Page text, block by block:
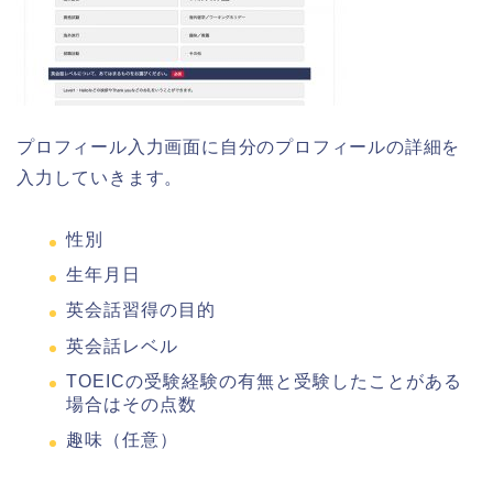
プロフィール入力画面に自分のプロフィールの詳細を
入力していきます。
性別
生年月日
英会話習得の目的
英会話レベル
TOEICの受験経験の有無と受験したことがある
場合はその点数
趣味（任意）